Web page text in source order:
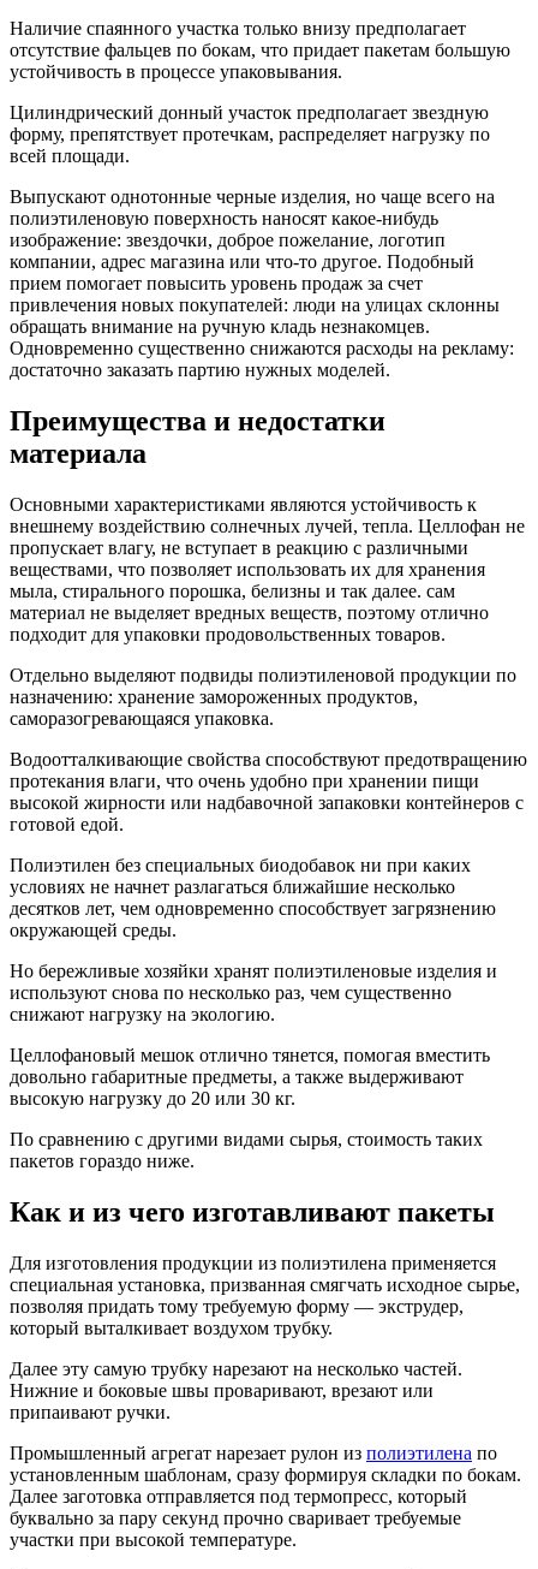
Наличие спаянного участка только внизу предполагает
отсутствие фальцев по бокам, что придает пакетам большую
устойчивость в процессе упаковывания.
Цилиндрический донный участок предполагает звездную
форму, препятствует протечкам, распределяет нагрузку по
всей площади.
Выпускают однотонные черные изделия, но чаще всего на
полиэтиленовую поверхность наносят какое-нибудь
изображение: звездочки, доброе пожелание, логотип
компании, адрес магазина или что-то другое. Подобный
прием помогает повысить уровень продаж за счет
привлечения новых покупателей: люди на улицах склонны
обращать внимание на ручную кладь незнакомцев.
Одновременно существенно снижаются расходы на рекламу:
достаточно заказать партию нужных моделей.
Преимущества и недостатки
материала
Основными характеристиками являются устойчивость к
внешнему воздействию солнечных лучей, тепла. Целлофан не
пропускает влагу, не вступает в реакцию с различными
веществами, что позволяет использовать их для хранения
мыла, стирального порошка, белизны и так далее. сам
материал не выделяет вредных веществ, поэтому отлично
подходит для упаковки продовольственных товаров.
Отдельно выделяют подвиды полиэтиленовой продукции по
назначению: хранение замороженных продуктов,
саморазогревающаяся упаковка.
Водоотталкивающие свойства способствуют предотвращению
протекания влаги, что очень удобно при хранении пищи
высокой жирности или надбавочной запаковки контейнеров с
готовой едой.
Полиэтилен без специальных биодобавок ни при каких
условиях не начнет разлагаться ближайшие несколько
десятков лет, чем одновременно способствует загрязнению
окружающей среды.
Но бережливые хозяйки хранят полиэтиленовые изделия и
используют снова по несколько раз, чем существенно
снижают нагрузку на экологию.
Целлофановый мешок отлично тянется, помогая вместить
довольно габаритные предметы, а также выдерживают
высокую нагрузку до 20 или 30 кг.
По сравнению с другими видами сырья, стоимость таких
пакетов гораздо ниже.
Как и из чего изготавливают пакеты
Для изготовления продукции из полиэтилена применяется
специальная установка, призванная смягчать исходное сырье,
позволяя придать тому требуемую форму — экструдер,
который выталкивает воздухом трубку.
Далее эту самую трубку нарезают на несколько частей.
Нижние и боковые швы проваривают, врезают или
припаивают ручки.
Промышленный агрегат нарезает рулон из полиэтилена по
установленным шаблонам, сразу формируя складки по бокам.
Далее заготовка отправляется под термопресс, который
буквально за пару секунд прочно сваривает требуемые
участки при высокой температуре.